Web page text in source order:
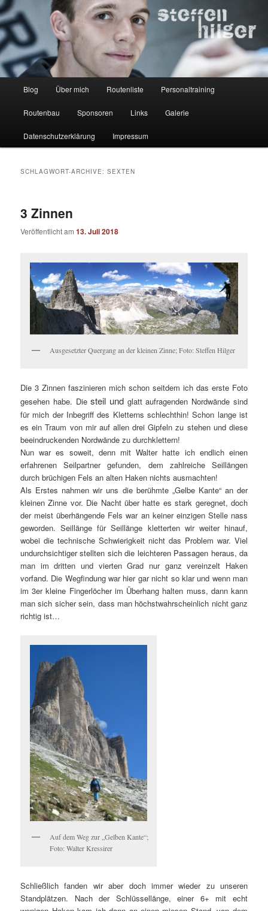
Zum
Inhalt
wechseln
Zum
sekundären
Inhalt
wechselnSteffen Hilger
Kletterer – Routenbauer – Trainer
Blog Über mich Routenliste Personaltraining
Routenbau Sponsoren Links Galerie
Datenschutzerklärung Impressum
SCHLAGWORT-ARCHIVE:SEXTEN
3 Zinnen
Veröffentlicht am13. Juli 2018
Ausgesetzter Quergang an der kleinen Zinne; Foto: Steffen Hilger
Die 3 Zinnen faszinieren mich schon seitdem ich das erste Foto
gesehen habe. Diesteil und glatt aufragenden Nordwände sind
für mich der Inbegriff des Kletterns schlechthin! Schon lange ist
es ein Traum von mir auf allen drei Gipfeln zu stehen und diese
beeindruckenden Nordwände zu durchklettern!
Nun war es soweit, denn mit Walter hatte ich endlich einen
erfahrenen Seilpartner gefunden, dem zahlreiche Seillängen
durch brüchigen Fels an alten Haken nichts ausmachten!
Als Erstes nahmen wir uns die berühmte „Gelbe Kante“ an der
kleinen Zinne vor. Die Nacht über hatte es stark geregnet, doch
der meist überhängende Fels war an keiner einzigen Stelle nass
geworden. Seillänge für Seillänge kletterten wir weiter hinauf,
wobei die technische Schwierigkeit nicht das Problem war. Viel
undurchsichtiger stellten sich die leichteren Passagen heraus, da
man im dritten und vierten Grad nur ganz vereinzelt Haken
vorfand. Die Wegfindung war hier gar nicht so klar und wenn man
im 3er kleine Fingerlöcher im Überhang halten muss, dann kann
man sich sicher sein, dass man höchstwahrscheinlich nicht ganz
richtig ist…
Auf dem Weg zur „Gelben Kante“;
Foto: Walter Kressirer
Schließlich fanden wir aber doch immer wieder zu unseren
Standplätzen. Nach der Schlüssellänge, einer 6+ mit echt